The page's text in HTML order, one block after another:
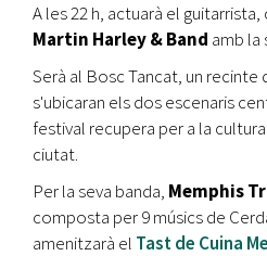
A les 22 h, actuarà el
Martin Harley & Band amb la
Serà al Bosc Tancat, un recinte
s'ubicaran els dos escenaris
festival recupera per a la
ciutat.
Per la seva banda, Memphis
composta per 9 músics de
amenitzarà el Tast de Cuina